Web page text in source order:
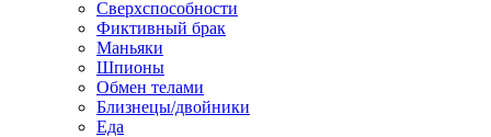
Сверхспособности
Фиктивный брак
Маньяки
Шпионы
Обмен телами
Близнецы/двойники
Еда